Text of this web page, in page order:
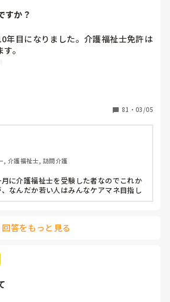
すか？
年目になりました。介護福祉士免許は
。
アマネの資格を勧められます。なんと
。
症ケア専門士の資格は興味がありま
を勉強にあてて受験したいなと考えて
取得されていますか？
みでこれから資格取得を試みていられ
ていますか？
吸引
ントなので美容師免許もあります。
81 ・ 03/05
, 介護福祉士, 訪問介護
に介護福祉士を受験した者なのでこれか
なんだか若い人はみんなケアマネ目指し
ら何がしたいかって人それぞれですね。
回答をもっと見る